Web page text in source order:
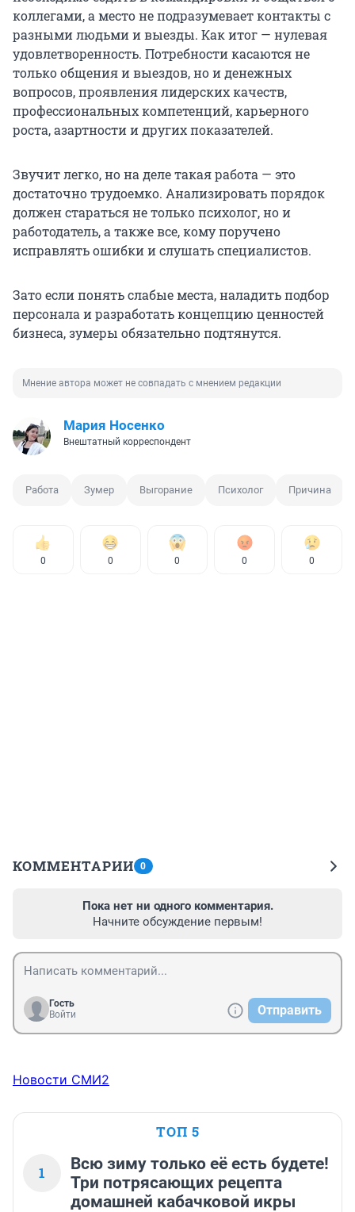
коллегами, а место не подразумевает контакты с
разными людьми и выезды. Как итог — нулевая
удовлетворенность. Потребности касаются не
только общения и выездов, но и денежных
вопросов, проявления лидерских качеств,
профессиональных компетенций, карьерного
роста, азартности и других показателей.
Звучит легко, но на деле такая работа — это
достаточно трудоемко. Анализировать порядок
должен стараться не только психолог, но и
работодатель, а также все, кому поручено
исправлять ошибки и слушать специалистов.
Зато если понять слабые места, наладить подбор
персонала и разработать концепцию ценностей
бизнеса, зумеры обязательно подтянутся.
Мнение автора может не совпадать с мнением редакции
Мария Носенко
Внештатный корреспондент
Работа Зумер Выгорание Психолог Причина
0 0 0 0 0
КОММЕНТАРИИ 0
Пока нет ни одного комментария.
Начните обсуждение первым!
Гость
Войти
Отправить
Новости СМИ2
ТОП 5
1
Всю зиму только её есть будете!
Три потрясающих рецепта
домашней кабачковой икры